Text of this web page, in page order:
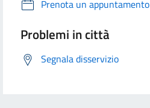
Prenota un appuntamento
Problemi in città
Segnala disservizio